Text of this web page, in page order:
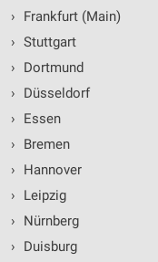
›
Frankfurt (Main)
› Stuttgart
›
Dortmund
›
Düsseldorf
›
Essen
›
Bremen
›
Hannover
›
Leipzig
›
Nürnberg
›
Duisburg